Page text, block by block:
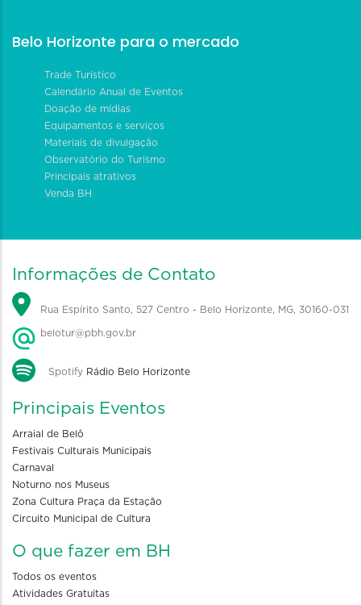
Belo Horizonte para o mercado
Trade Turístico
Calendário Anual de Eventos
Doação de mídias
Equipamentos e serviços
Materiais de divulgação
Observatório do Turismo
Principais atrativos
Venda BH
Informações de Contato
Rua Espírito Santo, 527 Centro - Belo Horizonte, MG, 30160-031
belotur@pbh.gov.br
Spotify Rádio Belo Horizonte
Principais Eventos
Arraial de Belô
Festivais Culturais Municipais
Carnaval
Noturno nos Museus
Zona Cultura Praça da Estação
Circuito Municipal de Cultura
O que fazer em BH
Todos os eventos
Atividades Gratuitas